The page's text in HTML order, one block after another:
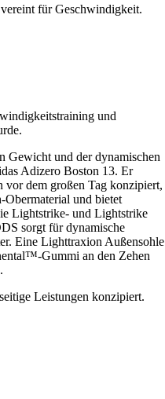
für Geschwindigkeit.
und
Gewicht und der dynamischen
Adizero Boston 13. Er
vor dem großen Tag konzipiert,
Obermaterial und bietet
Lightstrike- und Lightstrike
sorgt für dynamische
Eine Lighttraxion Außensohle
Gummi an den Zehen
Leistungen konzipiert.